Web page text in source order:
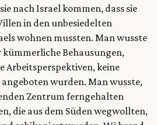
nach Israel kommen, dass sie
in den unbesiedelten
wohnen mussten. Man wusste
Behausungen,
Arbeitsperspektiven, keine
wurden. Man wusste,
Zentrum ferngehalten
die aus dem Süden wegwollten,